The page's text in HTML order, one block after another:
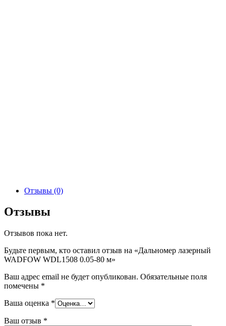
Отзывы (0)
Отзывы
Отзывов пока нет.
Будьте первым, кто оставил отзыв на «Дальномер лазерный
WADFOW WDL1508 0.05-80 м»
Ваш адрес email не будет опубликован. Обязательные поля
помечены *
Ваша оценка *
Ваш отзыв *